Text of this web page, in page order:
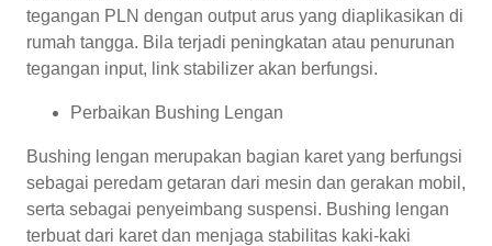
tegangan PLN dengan output arus yang diaplikasikan di
rumah tangga. Bila terjadi peningkatan atau penurunan
tegangan input, link stabilizer akan berfungsi.
Perbaikan Bushing Lengan
Bushing lengan merupakan bagian karet yang berfungsi
sebagai peredam getaran dari mesin dan gerakan mobil,
serta sebagai penyeimbang suspensi. Bushing lengan
terbuat dari karet dan menjaga stabilitas kaki-kaki